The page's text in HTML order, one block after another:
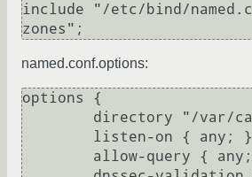
include "/etc/bind/
named.conf.options:
options {